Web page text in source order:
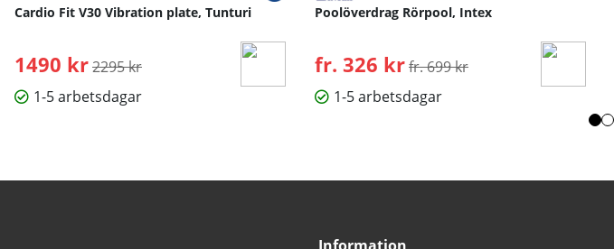
Cardio Fit V30 Vibration plate, Tunturi
1490 kr Ordinarie pris:
2295 kr
1-5 arbetsdagar
Poolöverdrag Rörpool, Intex
fr. 326 krOrdinarie pris:
fr. 699 kr
1-5 arbetsdagar